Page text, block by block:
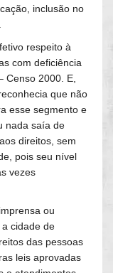
inclusão no
respeito à
com deficiência
Censo 2000. E,
que não
esse segmento e
nada saía de
direitos, sem
pois seu nível
vezes
ou
cidade de
das pessoas
leis aprovadas